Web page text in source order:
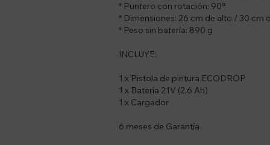
* Puntero con rotación: 90°
* Dimensiones: 26 cm de alto / 30 cm
* Peso sin batería: 890 g
INCLUYE:
1 x Pistola de pintura ECODROP
1 x Batería 21V (2.6 Ah)
1 x Cargador
6 meses de Garantía